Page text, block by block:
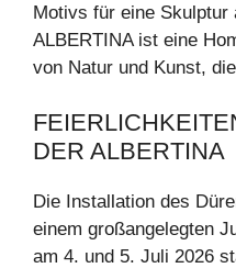
Motivs für eine Skulptur
ALBERTINA ist eine
von Natur und Kunst,
DER ALBERTINA
Die Installation des
einem großangelegten
am 4. und 5. Juli 2026